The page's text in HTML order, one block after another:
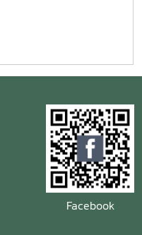
Facebook